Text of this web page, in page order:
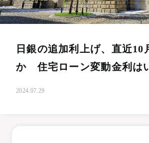
日銀の追加利上げ、直近10
か 住宅ローン変動金利は
2024.07.29